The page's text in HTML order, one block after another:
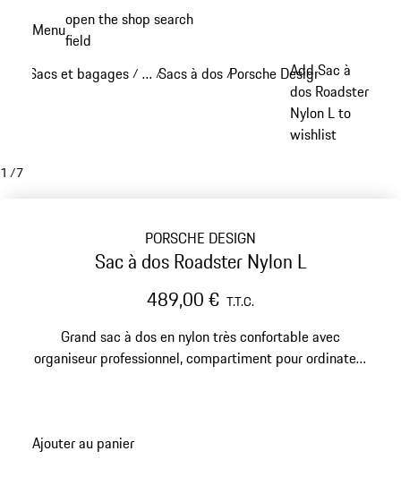
principal
Menuopen the shop search
field
Sacs et bagages / …
Reveal collapsed breadcrumb items
/Sacs à dos /Porsche Design sacs à dos
Add Sac à
dos Roadster
Nylon L to
wishlist
1 /7
PORSCHE DESIGN
Sac à dos Roadster Nylon L
489,00 € T.T.C.
Grand sac à dos en nylon très confortable avec
organiseur professionnel, compartiment pour ordinateur
Ajouter au panier